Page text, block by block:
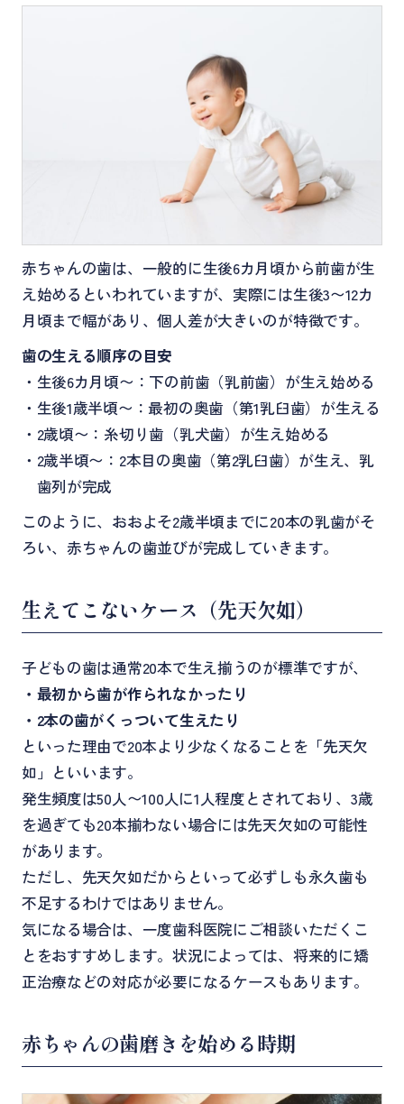
赤ちゃんの歯は、一般的に生後6カ月頃から前歯が生
え始めるといわれていますが、実際には生後3〜12カ
月頃まで幅があり、個人差が大きいのが特徴です。
歯の生える順序の目安
・生後6カ月頃〜：下の前歯（乳前歯）が生え始める
・生後1歳半頃〜：最初の奥歯（第1乳臼歯）が生える
・2歳頃〜：糸切り歯（乳犬歯）が生え始める
・2歳半頃〜：2本目の奥歯（第2乳臼歯）が生え、乳
歯列が完成
このように、おおよそ2歳半頃までに20本の乳歯がそ
ろい、赤ちゃんの歯並びが完成していきます。
生えてこないケース（先天欠如）
子どもの歯は通常20本で生え揃うのが標準ですが、
・最初から歯が作られなかったり
・2本の歯がくっついて生えたり
といった理由で20本より少なくなることを 「先天欠
如」 といいます。
発生頻度は50人〜100人に1人程度とされており、3歳
を過ぎても20本揃わない場合には先天欠如の可能性
があります。
ただし、先天欠如だからといって必ずしも永久歯も
不足するわけではありません。
気になる場合は、一度歯科医院にご相談いただくこ
とをおすすめします。状況によっては、将来的に矯
正治療などの対応が必要になるケースもあります。
赤ちゃんの歯磨きを始める時期